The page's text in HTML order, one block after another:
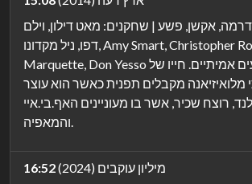
| ז'אנר: דרמה, אקשן, פשע | שחקנים: מאט דילון, וילם
דפו, ניל מקדונו, Amy Smart, Christopher Rodriguez
Marquette, Don Yesso מבוסס על אירועים אמיתיים. חייו של
מקבלים תפנית כאשר הוא עוצר
רוצח שכיר, אשר בו מעוניינים האף.בי.איי
והמאפיה.
16:52
מיליון עוקבים (2024)